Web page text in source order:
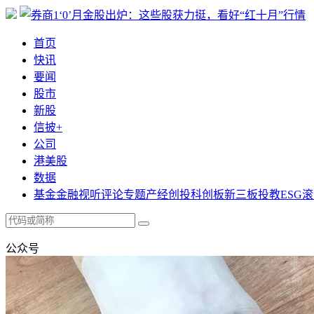
首页
快讯
要闻
股市
新股
信披+
公司
港美股
数据
基金金融视听评论专题产经创投科创板新三板投教ESG
公众号